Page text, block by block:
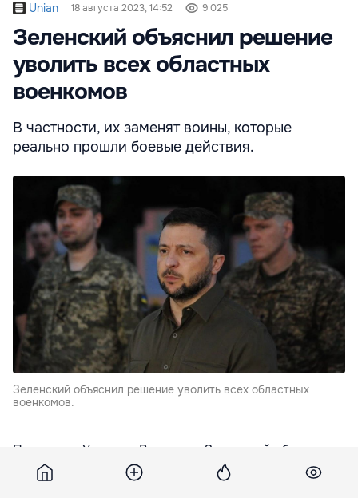
Unian 18 августа 2023, 14:52 9 025
Зеленский объяснил решение
уволить всех областных
военкомов
В частности, их заменят воины, которые
реально прошли боевые действия.
Зеленский объяснил решение уволить всех областных
военкомов.
Президент Украины Владимир Зеленский обосновал
решение уволить всех руководителей областных